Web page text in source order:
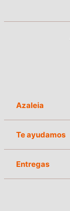
Azaleia
Te ayudamos
Entregas